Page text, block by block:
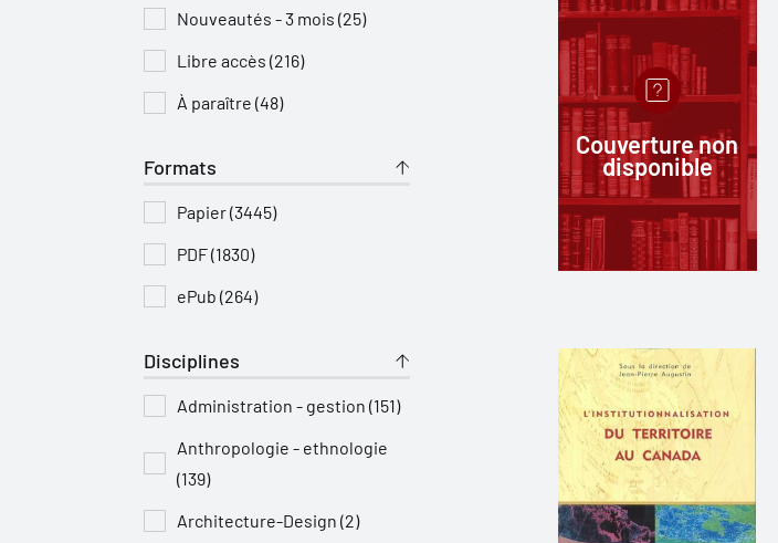
Nouveautés - 3 mois (25)
Libre accès (216)
À paraître (48)
Formats
Papier (3445)
PDF (1830)
ePub (264)
Disciplines
Administration - gestion (151)
Anthropologie - ethnologie
(139)
Architecture-Design (2)
Couverture non
disponible